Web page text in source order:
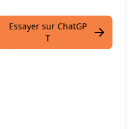
Essayer sur ChatGP
T